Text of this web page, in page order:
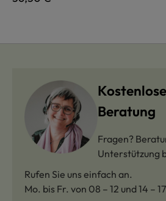
Beratung
Fragen?
Unterstützung
Rufen Sie uns einfach an.
Mo. bis Fr. von 08 – 12 und 14 –